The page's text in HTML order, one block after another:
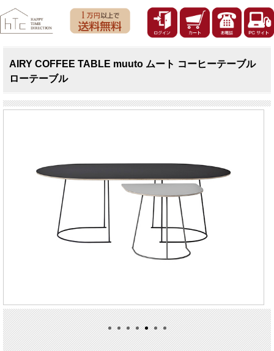
AIRY COFFEE TABLE muuto ムート コーヒーテーブル
ローテーブル